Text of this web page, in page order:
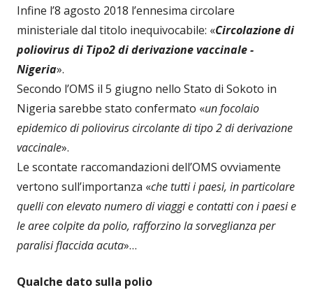
Infine l’8 agosto 2018 l’ennesima circolare
ministeriale dal titolo inequivocabile: «Circolazione di
poliovirus di Tipo2 di derivazione vaccinale -
Nigeria».
Secondo l’OMS il 5 giugno nello Stato di Sokoto in
Nigeria sarebbe stato confermato «un focolaio
epidemico di poliovirus circolante di tipo 2 di derivazione
vaccinale».
Le scontate raccomandazioni dell’OMS ovviamente
vertono sull’importanza «che tutti i paesi, in particolare
quelli con elevato numero di viaggi e contatti con i paesi e
le aree colpite da polio, rafforzino la sorveglianza per
paralisi flaccida acuta»…
Qualche dato sulla polio